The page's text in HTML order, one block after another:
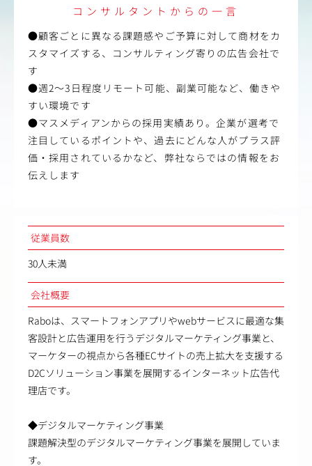
コンサルタントからの一言
●顧客ごとに異なる課題感やご予算に対して商材をカ
スタマイズする、コンサルティング寄りの広告会社で
す
●週2～3日程度リモート可能、副業可能など、働きや
すい環境です
●マスメディアンからの採用実績あり。企業が選考で
注目しているポイントや、過去にどんな人がプラス評
価・採用されているかなど、弊社ならではの情報をお
伝えします
従業員数
30人未満
会社概要
Raboは、スマートフォンアプリやwebサービスに最適な集
客設計と広告運用を行うデジタルマーケティング事業と、
マーケターの視点から各種ECサイトの売上拡大を支援する
D2Cソリューション事業を展開するインターネット広告代
理店です。
◆デジタルマーケティング事業
課題解決型のデジタルマーケティング事業を展開していま
す。